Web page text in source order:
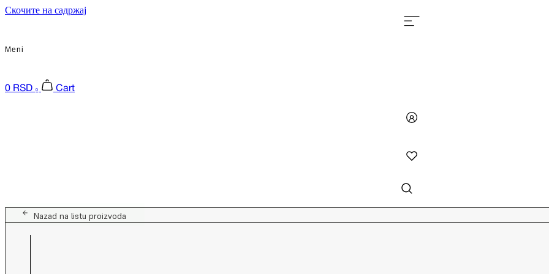
Скочите на садржај
Meni
0 RSD 0 Cart
Nazad na listu proizvoda